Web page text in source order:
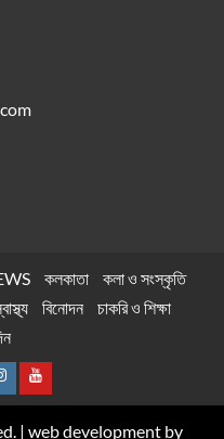
কলকাতা
কলা ও সংস্কৃতি
বিনোদন
চাকরি ও শিক্ষা
| web development by